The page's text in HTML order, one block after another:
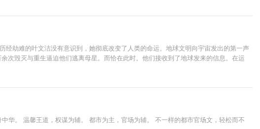
劫难的叶文洁没有意识到，她彻底改变了人类的命运。地球文明向宇宙发出的第一声
毁灭与重生逼迫他们逃离母星。而恰在此时。他们接收到了地球发来的信息。在运
华。 温馨王道，权谋为辅。 都市为主，官场为辅。 不一样的都市官场文，轻松而不